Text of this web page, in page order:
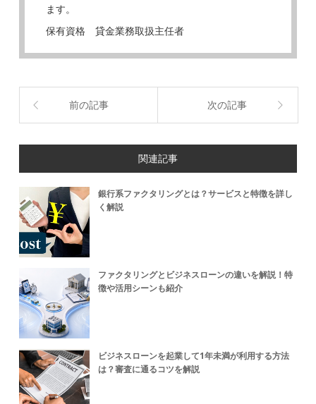
ます。
保有資格 貸金業務取扱主任者
前の記事 次の記事
関連記事
銀行系ファクタリングとは？サービスと特徴を詳し
く解説
ファクタリングとビジネスローンの違いを解説！特
徴や活用シーンも紹介
ビジネスローンを起業して1年未満が利用する方法
は？審査に通るコツを解説